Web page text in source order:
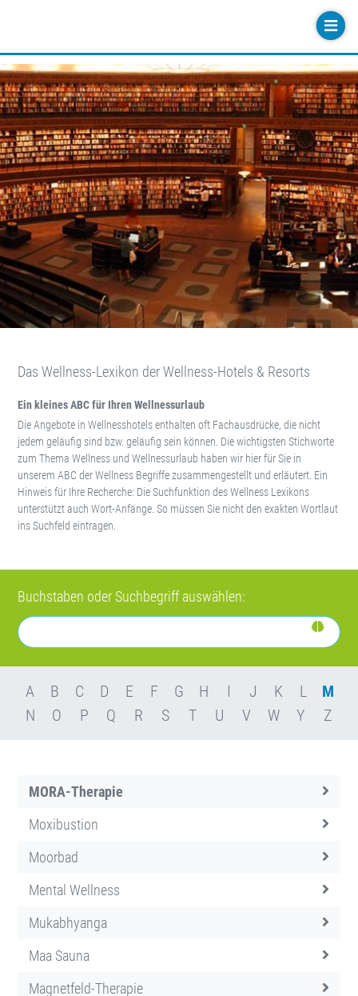
Das Wellness-Lexikon der Wellness-Hotels & Resorts
Ein kleines ABC für Ihren Wellnessurlaub
Die Angebote in Wellnesshotels enthalten oft Fachausdrücke, die nicht
jedem geläufig sind bzw. geläufig sein können. Die wichtigsten Stichworte
zum Thema Wellness und Wellnessurlaub haben wir hier für Sie in
unserem ABC der Wellness Begriffe zusammengestellt und erläutert. Ein
Hinweis für Ihre Recherche: Die Suchfunktion des Wellness Lexikons
unterstützt auch Wort-Anfänge. So müssen Sie nicht den exakten Wortlaut
ins Suchfeld eintragen.
Buchstaben oder Suchbegriff auswählen:
A B C D E F G H I J K L
M
N
O P Q R S T U V W Y Z
MORA-Therapie
Moxibustion
Moorbad
Mental Wellness
Mukabhyanga
Maa Sauna
Magnetfeld-Therapie